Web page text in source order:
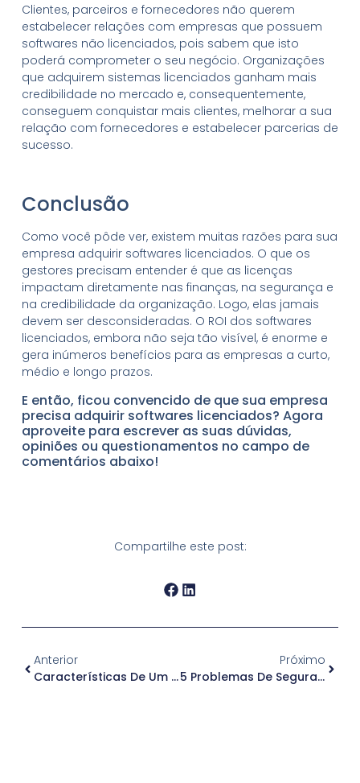
Clientes, parceiros e fornecedores não querem
estabelecer relações com empresas que possuem
softwares não licenciados, pois sabem que isto
poderá comprometer o seu negócio. Organizações
que adquirem sistemas licenciados ganham mais
credibilidade no mercado e, consequentemente,
conseguem conquistar mais clientes, melhorar a sua
relação com fornecedores e estabelecer parcerias de
sucesso.
Conclusão
Como você pôde ver, existem muitas razões para sua
empresa adquirir softwares licenciados. O que os
gestores precisam entender é que as licenças
impactam diretamente nas finanças, na segurança e
na credibilidade da organização. Logo, elas jamais
devem ser desconsideradas. O ROI dos softwares
licenciados, embora não seja tão visível, é enorme e
gera inúmeros benefícios para as empresas a curto,
médio e longo prazos.
E então, ficou convencido de que sua empresa
precisa adquirir softwares licenciados? Agora
aproveite para escrever as suas dúvidas,
opiniões ou questionamentos no campo de
comentários abaixo!
Compartilhe este post:
Anterior
Características De Um Sistema De Inventário De TI
Próximo
5 Problemas De Segurança Que O Sistema De Inventário De TI Resolve